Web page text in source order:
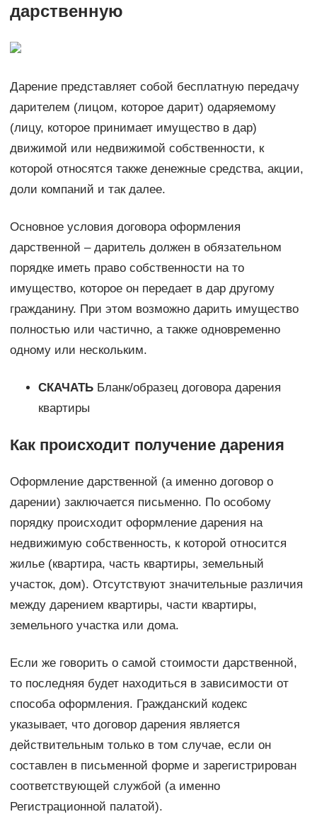
дарственную
Дарение представляет собой бесплатную передачу
дарителем (лицом, которое дарит) одаряемому
(лицу, которое принимает имущество в дар)
движимой или недвижимой собственности, к
которой относятся также денежные средства, акции,
доли компаний и так далее.
Основное условия договора оформления
дарственной – даритель должен в обязательном
порядке иметь право собственности на то
имущество, которое он передает в дар другому
гражданину. При этом возможно дарить имущество
полностью или частично, а также одновременно
одному или нескольким.
СКАЧАТЬБланк/образец договора дарения
квартиры
Как происходит получение дарения
Оформление дарственной (а именно договор о
дарении) заключается письменно. По особому
порядку происходит оформление дарения на
недвижимую собственность, к которой относится
жилье (квартира, часть квартиры, земельный
участок, дом). Отсутствуют значительные различия
между дарением квартиры, части квартиры,
земельного участка или дома.
Если же говорить о самой стоимости дарственной,
то последняя будет находиться в зависимости от
способа оформления. Гражданский кодекс
указывает, что договор дарения является
действительным только в том случае, если он
составлен в письменной форме и зарегистрирован
соответствующей службой (а именно
Регистрационной палатой).